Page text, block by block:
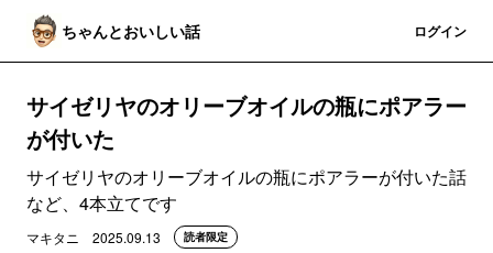
ちゃんとおいしい話 ログイン
サイゼリヤのオリーブオイルの瓶にポアラー
が付いた
サイゼリヤのオリーブオイルの瓶にポアラーが付いた話
など、4本立てです
マキタニ 2025.09.13 読者限定